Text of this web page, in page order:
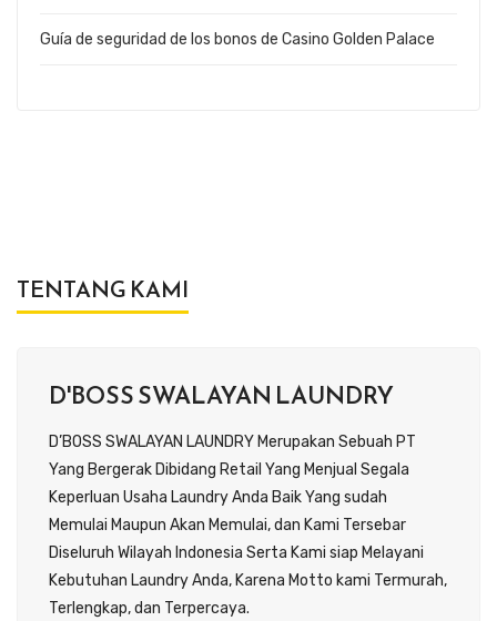
Guía de seguridad de los bonos de Casino Golden Palace
TENTANG KAMI
D'BOSS SWALAYAN LAUNDRY
D’BOSS SWALAYAN LAUNDRY Merupakan Sebuah PT
Yang Bergerak Dibidang Retail Yang Menjual Segala
Keperluan Usaha Laundry Anda Baik Yang sudah
Memulai Maupun Akan Memulai, dan Kami Tersebar
Diseluruh Wilayah Indonesia Serta Kami siap Melayani
Kebutuhan Laundry Anda, Karena Motto kami Termurah,
Terlengkap, dan Terpercaya.